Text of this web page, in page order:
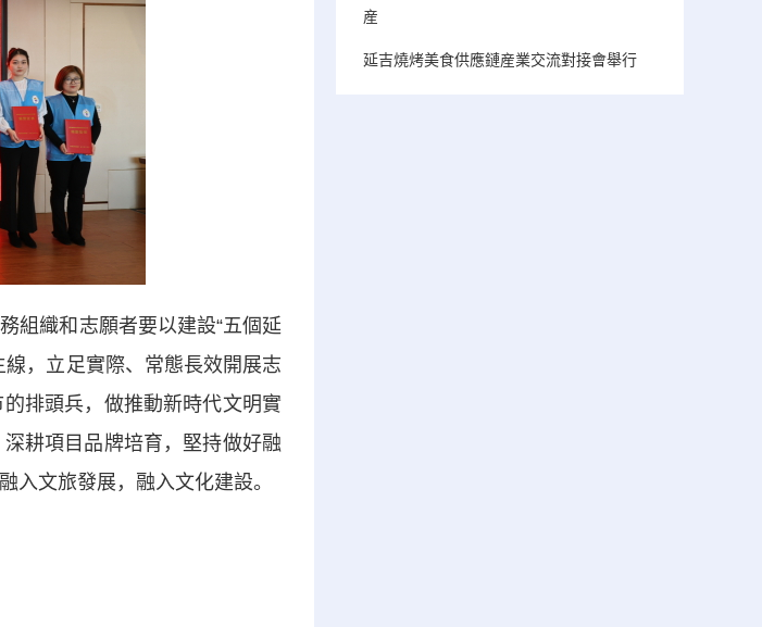
織和志願者要以建設“五個延
，立足實際、常態長效開展志
排頭兵，做推動新時代文明實
耕項目品牌培育，堅持做好融
入文旅發展，融入文化建設。
産
延吉燒烤美食供應鏈産業交流對接會舉行